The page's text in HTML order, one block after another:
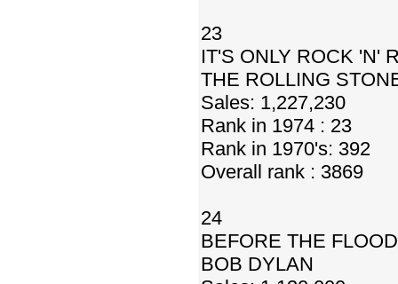
23
IT'S ONLY ROCK 'N'
THE ROLLING
Sales: 1,227,230
Rank in 1974 : 23
Rank in 1970's: 392
Overall rank : 3869
24
BEFORE THE FLOOD
BOB DYLAN